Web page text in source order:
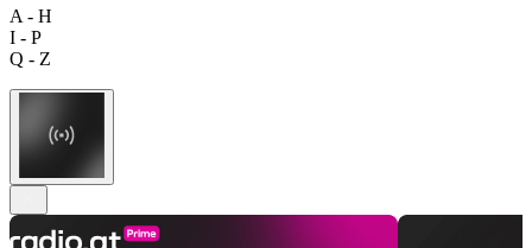
A - H
I - P
Q - Z